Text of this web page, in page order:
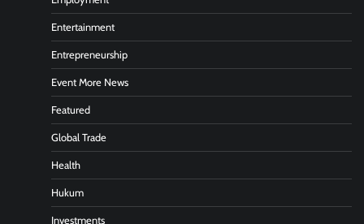
Entertainment
Entrepreneurship
Event More News
Featured
Global Trade
Health
Hukum
Investments